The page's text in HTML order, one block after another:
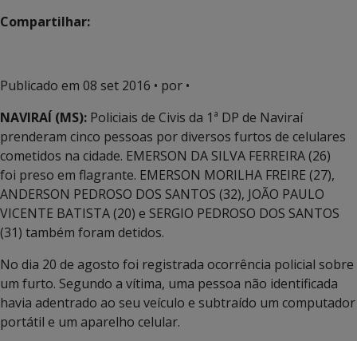
Compartilhar:
Publicado em 08 set 2016 • por •
NAVIRAÍ (MS): Policiais de Civis da 1ª DP de Naviraí
prenderam cinco pessoas por diversos furtos de celulares
cometidos na cidade. EMERSON DA SILVA FERREIRA (26)
foi preso em flagrante. EMERSON MORILHA FREIRE (27),
ANDERSON PEDROSO DOS SANTOS (32), JOÃO PAULO
VICENTE BATISTA (20) e SERGIO PEDROSO DOS SANTOS
(31) também foram detidos.
No dia 20 de agosto foi registrada ocorrência policial sobre
um furto. Segundo a vítima, uma pessoa não identificada
havia adentrado ao seu veículo e subtraído um computador
portátil e um aparelho celular.